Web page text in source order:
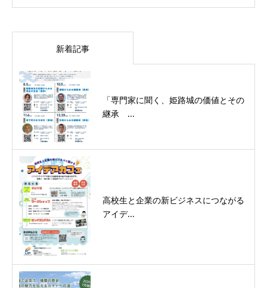
新着記事
「専門家に聞く、姫路城の価値とその
継承 ...
高校生と企業の新ビジネスにつながる
アイデ...